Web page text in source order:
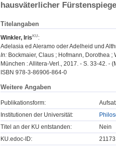
hausväterlicher
Titelangaben
Winkler, Iris
:
Adelasia ed Aleramo oder Adelheid und
In: Bockmaier, Claus ; Hofmann, Dorothea
München : Allitera-Verl., 2017. - S. 33-42. -
ISBN 978-3-86906-864-0
Weitere Angaben
Publikationsform:
Institutionen der Universität:
Titel an der KU entstanden:
Nein
KU.edoc-ID:
21173